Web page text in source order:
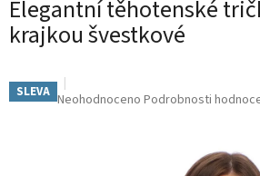
Elegantní těhotenské
krajkou švestkové
SLEVA Průměrné
Neohodnoceno Podrobnosti